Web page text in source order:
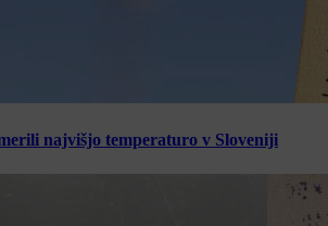
najvišjo temperaturo v Sloveniji